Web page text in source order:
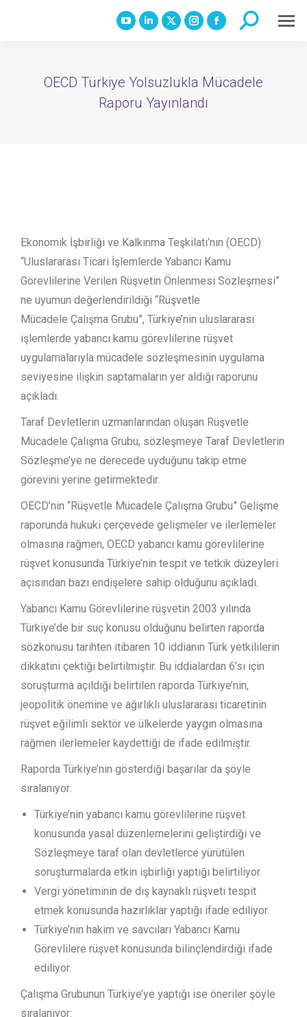
YouTube
in
new
Linkedin
in
new
X
in
new
Instagram
in
new
Facebook
in
Search:
OECD Türkiye Yolsuzlukla Mücadele
Raporu Yayınlandı
Ekonomik İşbirliği ve Kalkınma Teşkilatı’nın (OECD)
“Uluslararası Ticari İşlemlerde Yabancı Kamu
Görevlilerine Verilen Rüşvetin Önlenmesi Sözleşmesi”
ne uyumun değerlendirildiği “Rüşvetle
Mücadele Çalışma Grubu”, Türkiye’nin uluslararası
işlemlerde yabancı kamu görevlilerine rüşvet
uygulamalarıyla mücadele sözleşmesinin uygulama
seviyesine ilişkin saptamaların yer aldığı raporunu
açıkladı.
Taraf Devletlerin uzmanlarından oluşan Rüşvetle
Mücadele Çalışma Grubu, sözleşmeye Taraf Devletlerin
Sözleşme’ye ne derecede uyduğunu takip etme
görevini yerine getirmektedir.
OECD’nin “Rüşvetle Mücadele Çalışma Grubu” Gelişme
raporunda hukuki çerçevede gelişmeler ve ilerlemeler
olmasına rağmen, OECD yabancı kamu görevlilerine
rüşvet konusunda Türkiye’nin tespit ve tetkik düzeyleri
açısından bazı endişelere sahip olduğunu açıkladı.
Yabancı Kamu Görevlilerine rüşvetin 2003 yılında
Türkiye’de bir suç konusu olduğunu belirten raporda
sözkonusu tarihten itibaren 10 iddianın Türk yetkililerin
dikkatini çektiği belirtilmiştir. Bu iddialardan 6’sı için
soruşturma açıldığı belirtilen raporda Türkiye’nin,
jeopolitik önemine ve ağırlıklı uluslararası ticaretinin
rüşvet eğilimli sektör ve ülkelerde yaygın olmasına
rağmen ilerlemeler kaydettiği de ifade edilmiştir.
Raporda Türkiye’nin gösterdiği başarılar da şöyle
sıralanıyor:
Türkiye’nin yabancı kamu görevlilerine rüşvet
konusunda yasal düzenlemelerini geliştirdiği ve
Sözleşmeye taraf olan devletlerce yürütülen
soruşturmalarda etkin işbirliği yaptığı belirtiliyor.
Vergi yönetiminin de dış kaynaklı rüşveti tespit
etmek konusunda hazırlıklar yaptığı ifade ediliyor.
Türkiye’nin hakim ve savcıları Yabancı Kamu
Görevlilere rüşvet konusunda bilinçlendirdiği ifade
ediliyor.
Çalışma Grubunun Türkiye’ye yaptığı ise öneriler şöyle
sıralanıyor: